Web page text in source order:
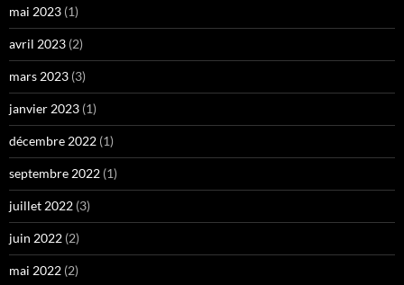
mai 2023 (1)
avril 2023 (2)
mars 2023 (3)
janvier 2023 (1)
décembre 2022 (1)
septembre 2022 (1)
juillet 2022 (3)
juin 2022 (2)
mai 2022 (2)